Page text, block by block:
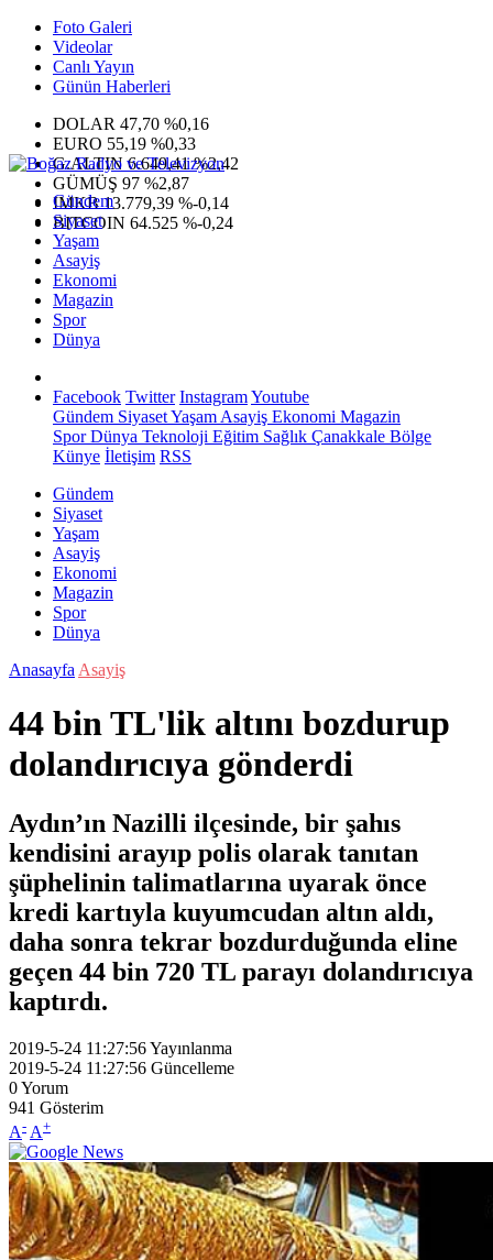
Foto Galeri
Videolar
Canlı Yayın
Günün Haberleri
DOLAR 47,70 %0,16
EURO 55,19 %0,33
G.ALTIN6.649,41 %2,42
GÜMÜŞ 97 %2,87
IMKB13.779,39 %-0,14
BITCOIN 64.525 %-0,24
Gündem
Siyaset
Yaşam
Asayiş
Ekonomi
Magazin
Spor
Dünya
Facebook Twitter InstagramYoutube
Gündem SiyasetYaşam Asayiş Ekonomi Magazin
SporDünya Teknoloji Eğitim Sağlık Çanakkale Bölge
Künye İletişim RSS
Gündem
Siyaset
Yaşam
Asayiş
Ekonomi
Magazin
Spor
Dünya
Anasayfa Asayiş
44 bin TL'lik altını bozdurup
dolandırıcıya gönderdi
Aydın’ın Nazilli ilçesinde, bir şahıs
kendisini arayıp polis olarak tanıtan
şüphelinin talimatlarına uyarak önce
kredi kartıyla kuyumcudan altın aldı,
daha sonra tekrar bozdurduğunda eline
geçen 44 bin 720 TL parayı dolandırıcıya
kaptırdı.
2019-5-24 11:27:56Yayınlanma
2019-5-24 11:27:56 Güncelleme
0Yorum
941 Gösterim
A- A+